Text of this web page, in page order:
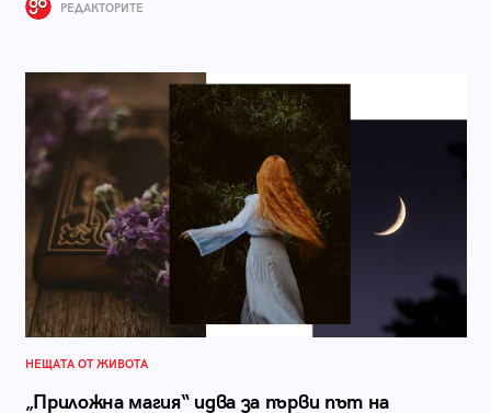
РЕДАКТОРИТЕ
НЕЩАТА ОТ ЖИВОТА
„Приложна магия“ идва за първи път на